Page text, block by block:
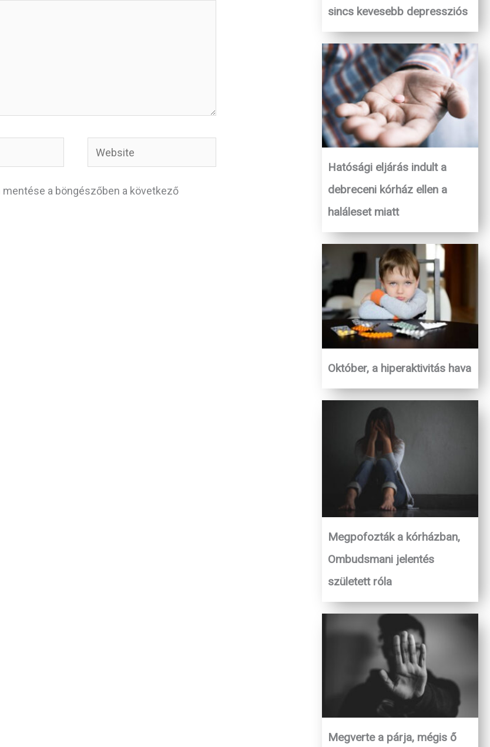
a böngészőben a következő
sincs kevesebb depressziós
Hatósági eljárás indult a
debreceni kórház ellen a
haláleset miatt
Október, a hiperaktivitás hava
Megpofozták a kórházban,
Ombudsmani jelentés
született róla
Megverte a párja, mégis ő